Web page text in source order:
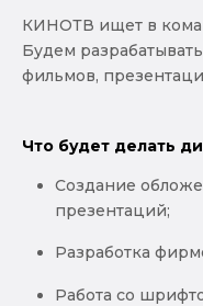
КИНОТВ ищет в
Будем
фильмов,
Что будет делать
Создание
презентаций;
Разработка
Работа со